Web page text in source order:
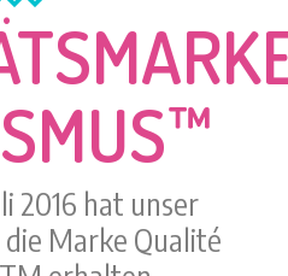
2016 hat unser
Marke Qualité